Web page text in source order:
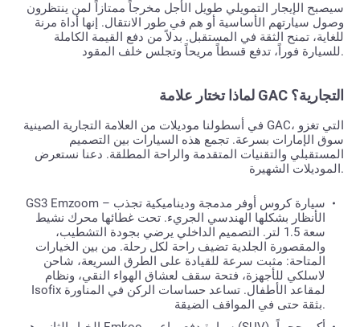
سيصبح الإيجار التمويلي طويل الأجل مخرجاً ممتازاً لمن ينتظرون
وصول سيارتهم الأساسية أو هم في طور الانتقال. إنها أداة مرنة
للغاية، تمنح الثقة في المستقبل. بدلاً من دفع القيمة الكاملة
للسيارة فوراً، تدفع قسطاً مريحاً وتجلس خلف المقود.
لماذا تختار علامة GAC التجارية؟
في أسطولنا موديلات من العلامة التجارية الصينية GAC، التي تغزو
سوق الإمارات بسرعة. تجمع هذه السيارات بين التصميم
المستقبلي والتقنيات المتقدمة والراحة المطلقة. دعنا نستعرض
الموديلات الشهيرة.
GS3 Emzoom – سيارة كروس أوفر مدمجة وديناميكية تجذب
الأنظار بشكلها الهندسي الجريء. تحت غطائها محرك نشيط
سعة 1.5 لتر. التصميم الداخلي يرضي بجودة التشطيب،
والمقصورة الجلدية تضيف راحة لكل رحلة. من بين الخيارات
المتاحة: مثبت سرعة للقيادة على الطرق السريعة، شاحن
لاسلكي للأجهزة، فتحة سقف لعشاق الهواء النقي، ونظام
Isofix لمقاعد الأطفال. تساعد حساسات الركن في المناورة
بثقة حتى في المواقف الضيقة.